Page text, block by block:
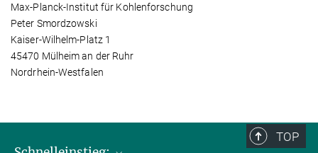
Max-Planck-Institut für Kohlenforschung
Peter Smordzowski
Kaiser-Wilhelm-Platz 1
45470 Mülheim an der Ruhr
Nordrhein-Westfalen
TOP